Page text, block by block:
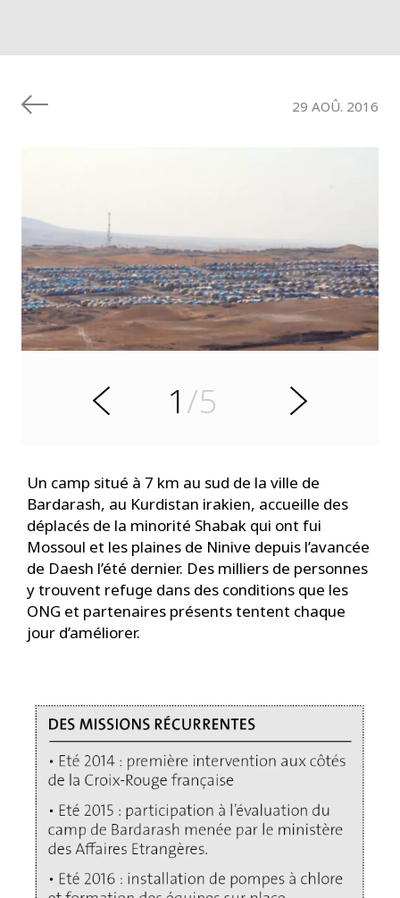
29 AOÛ. 2016
P
r
é
d
e
n
t
1/5
S
u
t
Un camp situé à 7 km au sud de la ville de
Bardarash, au Kurdistan irakien, accueille des
déplacés de la minorité Shabak qui ont fui
Mossoul et les plaines de Ninive depuis l’avancée
de Daesh l’été dernier. Des milliers de personnes
y trouvent refuge dans des conditions que les
ONG et partenaires présents tentent chaque
jour d’améliorer.